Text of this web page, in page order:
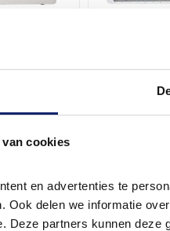
cookies
en advertenties te
Ook delen we informatie
Deze partners kunnen
Info
€ 1.849,00